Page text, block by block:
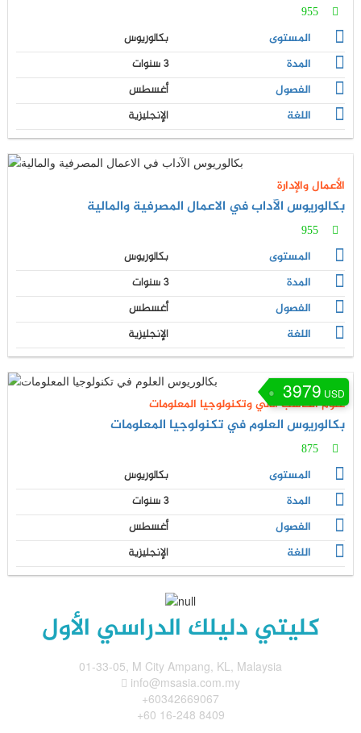
955
المستوى
بكالوريوس
المدة
3 سنوات
الفصول
أغسطس
اللغة
الإنجليزية
الأعمال والإدارة
بكالوريوس الآداب في الاعمال المصرفية والمالية
955
المستوى
بكالوريوس
المدة
3 سنوات
الفصول
أغسطس
اللغة
الإنجليزية
3979 USD
علوم الحاسب الآلي وتكنولوجيا المعلومات
بكالوريوس العلوم في تكنولوجيا المعلومات
875
المستوى
بكالوريوس
المدة
3 سنوات
الفصول
أغسطس
اللغة
الإنجليزية
كليتي دليلك الدراسي الأول
01-33-05, M City Ampang, KL, Malaysia
info@msasia.com.my
+60342669067
+60 16-248 8409